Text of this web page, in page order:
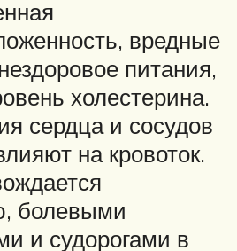
вредные
питания,
холестерина.
сердца и сосудов
на кровоток.
болевыми
и судорогами в